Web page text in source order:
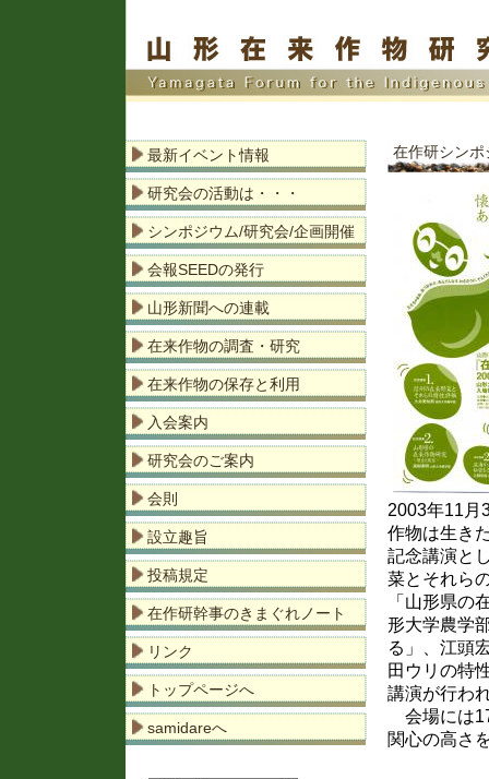
在作研シン
2003年11月
作物は生き
記念講演と
菜とそれら
「山形県の
形大学農学
る」、江頭
田ウリの特
講演が行わ
会場には
関心の高さ
最新イベント情報
研究会の活動は・・・
シンポジウム/研究会/企画開催
会報SEEDの発行
山形新聞への連載
在来作物の調査・研究
在来作物の保存と利用
入会案内
研究会のご案内
会則
設立趣旨
投稿規定
在作研幹事のきまぐれノート
リンク
トップページへ
samidareへ